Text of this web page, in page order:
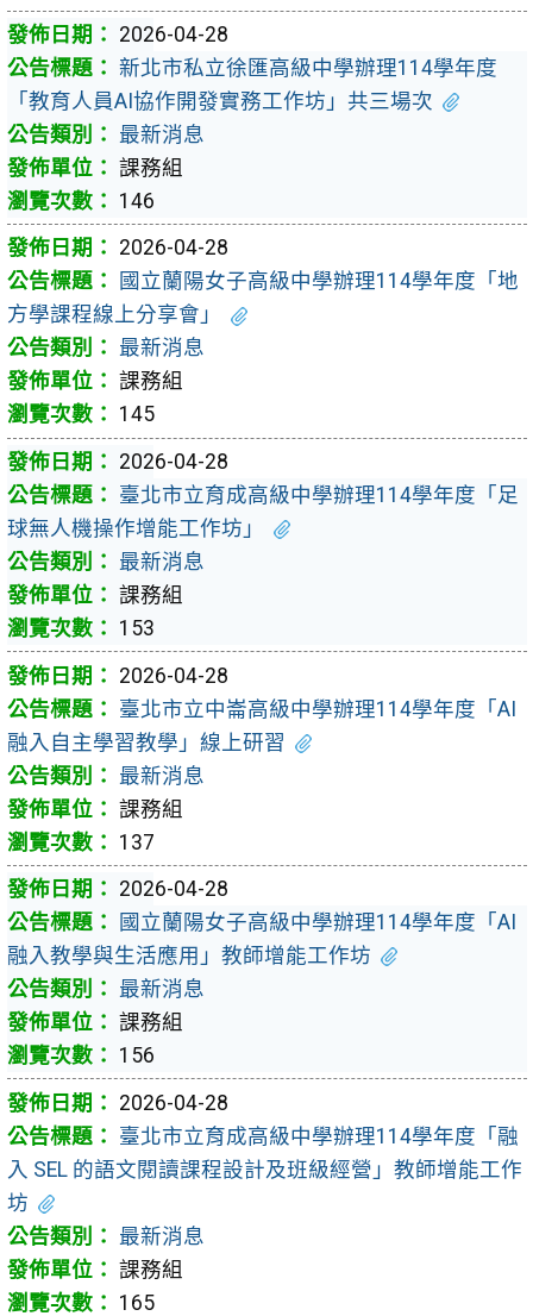
2026-04-28
新北市私立徐匯高級中學辦理114學年度
「教育人員AI協作開發實務工作坊」共三場次
最新消息
課務組
146
2026-04-28
國立蘭陽女子高級中學辦理114學年度「地
方學課程線上分享會」
最新消息
課務組
145
2026-04-28
臺北市立育成高級中學辦理114學年度「足
球無人機操作增能工作坊」
最新消息
課務組
153
2026-04-28
臺北市立中崙高級中學辦理114學年度「AI
融入自主學習教學」線上研習
最新消息
課務組
137
2026-04-28
國立蘭陽女子高級中學辦理114學年度「AI
融入教學與生活應用」教師增能工作坊
最新消息
課務組
156
2026-04-28
臺北市立育成高級中學辦理114學年度「融
入 SEL 的語文閱讀課程設計及班級經營」教師增能工作
坊
最新消息
課務組
165